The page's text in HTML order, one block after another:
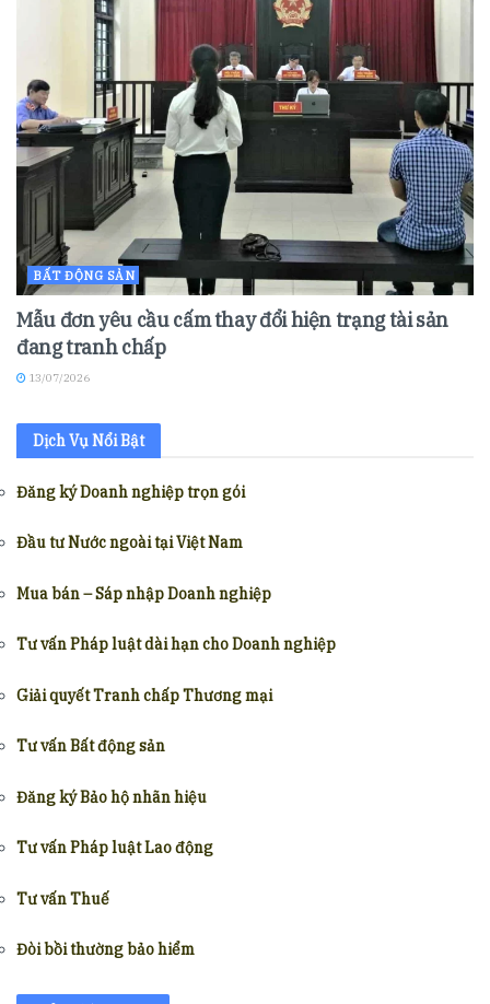
BẤT ĐỘNG SẢN
Mẫu đơn yêu cầu cấm thay đổi hiện trạng tài sản
đang tranh chấp
13/07/2026
Dịch Vụ Nổi Bật
Đăng ký Doanh nghiệp trọn gói
Đầu tư Nước ngoài tại Việt Nam
Mua bán – Sáp nhập Doanh nghiệp
Tư vấn Pháp luật dài hạn cho Doanh nghiệp
Giải quyết Tranh chấp Thương mại
Tư vấn Bất động sản
Đăng ký Bảo hộ nhãn hiệu
Tư vấn Pháp luật Lao động
Tư vấn Thuế
Đòi bồi thường bảo hiểm